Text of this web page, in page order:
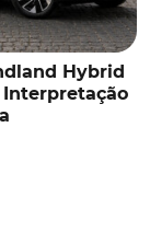
Hybrid
Interpretação